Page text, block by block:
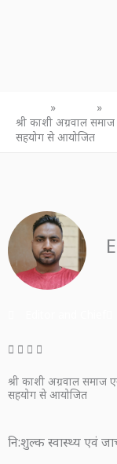
श्री काशी अग्रवाल समाज
सहयोग से आयोजित
श्री काशी अग्रवाल समाज
सहयोग से आयोजित
नि:शुल्क स्वास्थ्य एवं